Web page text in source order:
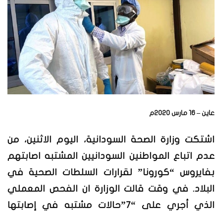
عاين – 16 مارس 2020م
اشتكت وزارة الصحة السودانية، اليوم الاثنين، من
عدم اتباع المواطنين السودانيين المشتبه اصابتهم
بفايروس “كورونا” لقرارات السلطات الصحية في
البلاد. في وقت قالت الوزارة ان الفحص المعملي
الذي أجري على “7”حالات مشتبه في إصابتها